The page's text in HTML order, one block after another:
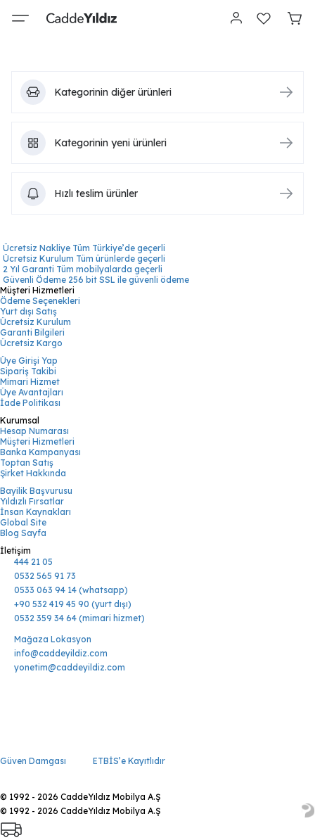
Kategorinin diğer ürünleri
Kategorinin yeni ürünleri
Hızlı teslim ürünler
Ücretsiz Nakliye Tüm Türkiye’de geçerli
Ücretsiz Kurulum Tüm ürünlerde geçerli
2 Yıl Garanti Tüm mobilyalarda geçerli
Güvenli Ödeme 256 bit SSL ile güvenli ödeme
Müşteri Hizmetleri
Ödeme Seçenekleri
Yurt dışı Satış
Ücretsiz Kurulum
Garanti Bilgileri
Ücretsiz Kargo
Üye Girişi Yap
Sipariş Takibi
Mimari Hizmet
Üye Avantajları
İade Politikası
Kurumsal
Hesap Numarası
Müşteri Hizmetleri
Banka Kampanyası
Toptan Satış
Şirket Hakkında
Bayilik Başvurusu
Yıldızlı Fırsatlar
İnsan Kaynakları
Global Site
Blog Sayfa
İletişim
444 21 05
0532 565 91 73
0533 063 94 14 (whatsapp)
+90 532 419 45 90 (yurt dışı)
0532 359 34 64 (mimari hizmet)
Mağaza Lokasyon
info@caddeyildiz.com
yonetim@caddeyildiz.com
Güven Damgası ETBİS’e Kayıtlıdır
© 1992 - 2026 CaddeYıldız Mobilya A.Ş
© 1992 - 2026 CaddeYıldız Mobilya A.Ş